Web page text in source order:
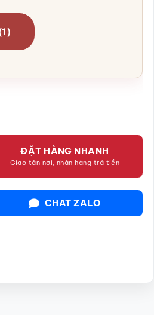
ĐẶT HÀNG NHANH
Giao tận nơi, nhận hàng trả tiền
CHAT ZALO